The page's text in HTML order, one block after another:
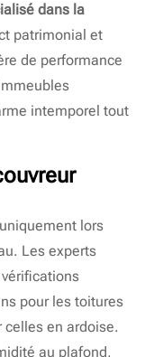
dans la
patrimonial et
de performance
intemporel tout
lors
Les experts
pour les toitures
celles en ardoise.
au plafond,